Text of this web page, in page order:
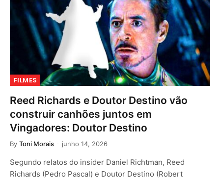
FILMES
Reed Richards e Doutor Destino vão
construir canhões juntos em
Vingadores: Doutor Destino
By Toni Morais junho 14, 2026
Segundo relatos do insider Daniel Richtman, Reed
Richards (Pedro Pascal) e Doutor Destino (Robert